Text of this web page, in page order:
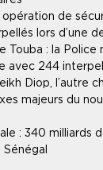
de
lors d’une
Touba : la Police
avec 244
Diop, l’autre
majeurs du
: 340 milliards